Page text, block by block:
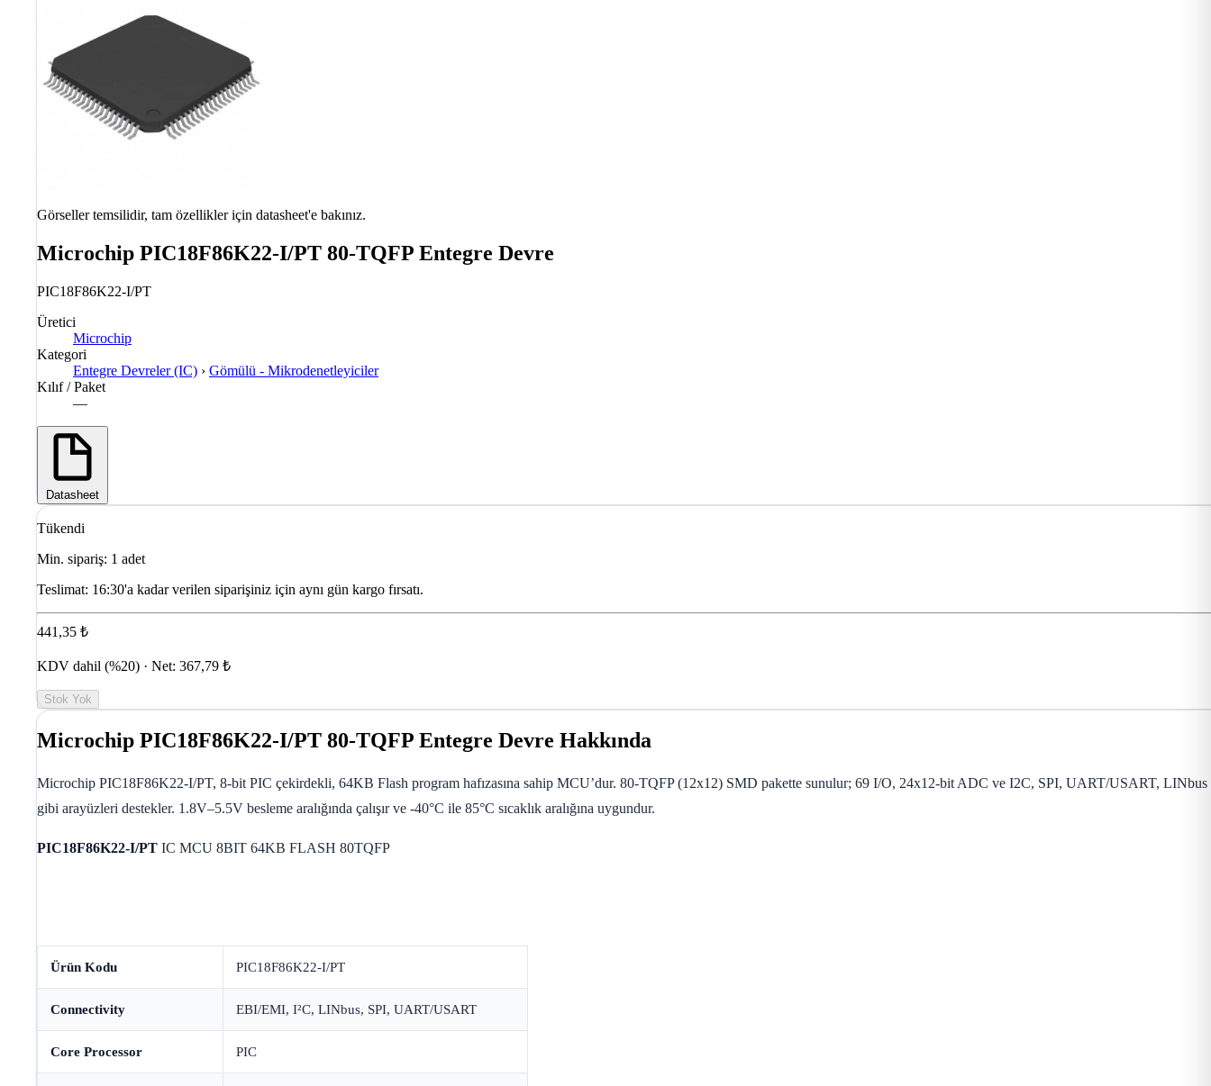
Görseller temsilidir, tam özellikler için datasheet'e bakınız.
Microchip PIC18F86K22-I/PT 80-TQFP Entegre Devre
PIC18F86K22-I/PT
Üretici
Microchip
Kategori
Entegre Devreler (IC) › Gömülü - Mikrodenetleyiciler
Kılıf / Paket
—
Datasheet
Tükendi
Min. sipariş: 1 adet
Teslimat: 16:30'a kadar verilen siparişiniz için aynı gün kargo fırsatı.
441,35 ₺
KDV dahil (%20) · Net: 367,79 ₺
Stok Yok
Microchip PIC18F86K22-I/PT 80-TQFP Entegre Devre Hakkında
Microchip PIC18F86K22-I/PT, 8-bit PIC çekirdekli, 64KB Flash program hafızasına sahip MCU’dur. 80-TQFP (12x12) SMD pakette sunulur; 69 I/O, 24x12-bit ADC ve I2C, SPI, UART/USART, LINbus
gibi arayüzleri destekler. 1.8V–5.5V besleme aralığında çalışır ve -40°C ile 85°C sıcaklık aralığına uygundur.
PIC18F86K22-I/PT IC MCU 8BIT 64KB FLASH 80TQFP
Ürün Kodu PIC18F86K22-I/PT
Connectivity EBI/EMI, I²C, LINbus, SPI, UART/USART
Core Processor PIC